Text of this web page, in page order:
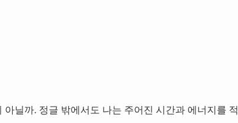
닐까. 정글 밖에서도 나는 주어진 시간과 에너지를 적